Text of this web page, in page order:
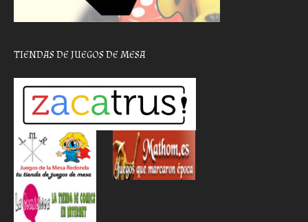
TIENDAS DE JUEGOS DE MESA